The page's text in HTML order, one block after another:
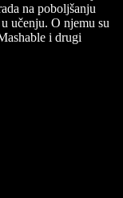
na poboljšanju
učenju. O njemu su
i drugi